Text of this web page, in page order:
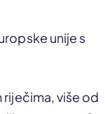
unije s
riječima, više od